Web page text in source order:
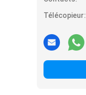
Télécopieur: